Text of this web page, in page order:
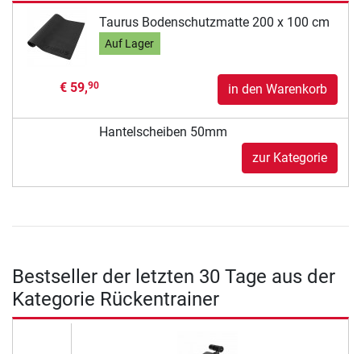
Taurus Bodenschutzmatte 200 x 100 cm
Auf Lager
€ 59,90 in den Warenkorb
Hantelscheiben 50mm
zur Kategorie
Bestseller der letzten 30 Tage aus der
Kategorie Rückentrainer